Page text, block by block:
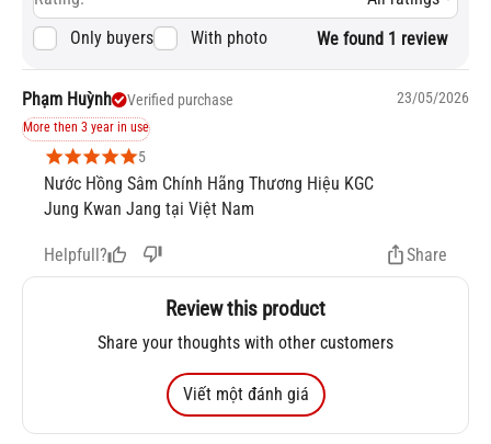
Only buyers
With photo We found 1 review
Phạm Huỳnh Verified purchase
More then 3 year in use
23/05/2026
5
Nước Hồng Sâm Chính Hãng Thương Hiệu KGC
Jung Kwan Jang tại Việt Nam
Helpfull? Share
Review this product
Share your thoughts with other customers
Viết một đánh giá